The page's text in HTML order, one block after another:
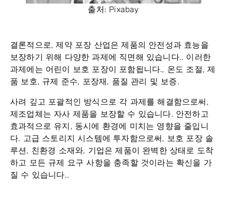
출처: Pixabay
결론적으로, 제약 포장 산업은 제품의 안전성과 효능을
보장하기 위해 다양한 과제에 직면해 있습니다.. 이러한
과제에는 어린이 보호 포장이 포함됩니다., 온도 조절, 제
품 보호, 규제 준수, 포장재, 품질 관리 및 보증.
사려 깊고 포괄적인 방식으로 각 과제를 해결함으로써,
제조업체는 자사 제품을 보장할 수 있습니다. 안전하고
효과적으로 유지 , 동시에 환경에 미치는 영향을 줄입니
다. 고급 스토리지 시스템에 투자함으로써, 보호 포장 솔
루션, 친환경 소재와, 기업은 제품이 완벽한 상태로 도착
하고 모든 규제 요구 사항을 충족할 것이라는 확신을 가
질 수 있습니다..